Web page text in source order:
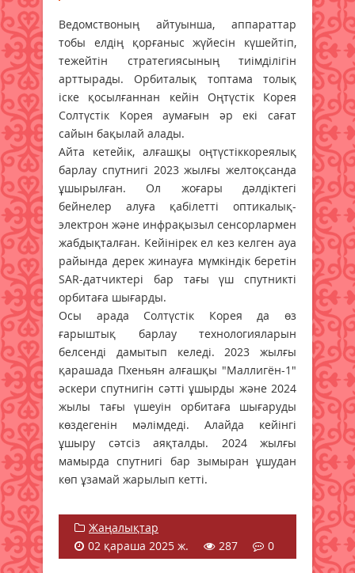
Ведомствоның айтуынша, аппараттар
тобы елдің қорғаныс жүйесін күшейтіп,
тежейтін стратегиясының тиімділігін
арттырады. Орбиталық топтама толық
іске қосылғаннан кейін Оңтүстік Корея
Солтүстік Корея аумағын әр екі сағат
сайын бақылай алады.
Айта кетейік, алғашқы оңтүстіккореялық
барлау спутнигі 2023 жылғы желтоқсанда
ұшырылған. Ол жоғары дәлдіктегі
бейнелер алуға қабілетті оптикалық-
электрон және инфрақызыл сенсорлармен
жабдықталған. Кейінірек ел кез келген ауа
райында дерек жинауға мүмкіндік беретін
SAR-датчиктері бар тағы үш спутникті
орбитаға шығарды.
Осы арада Солтүстік Корея да өз
ғарыштық барлау технологияларын
белсенді дамытып келеді. 2023 жылғы
қарашада Пхеньян алғашқы "Маллигён-1"
әскери спутнигін сәтті ұшырды және 2024
жылы тағы үшеуін орбитаға шығаруды
көздегенін мәлімдеді. Алайда кейінгі
ұшыру сәтсіз аяқталды. 2024 жылғы
мамырда спутнигі бар зымыран ұшудан
көп ұзамай жарылып кетті.
Жаңалықтар
02 қараша 2025 ж.
287 0